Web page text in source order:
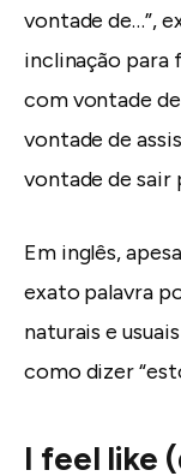
vontade de…”,
inclinação para
com vontade
vontade de
vontade de sair
Em inglês,
exato palavra
naturais e
como dizer
I feel like